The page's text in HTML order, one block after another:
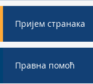
Пријем странака
Правна помоћ